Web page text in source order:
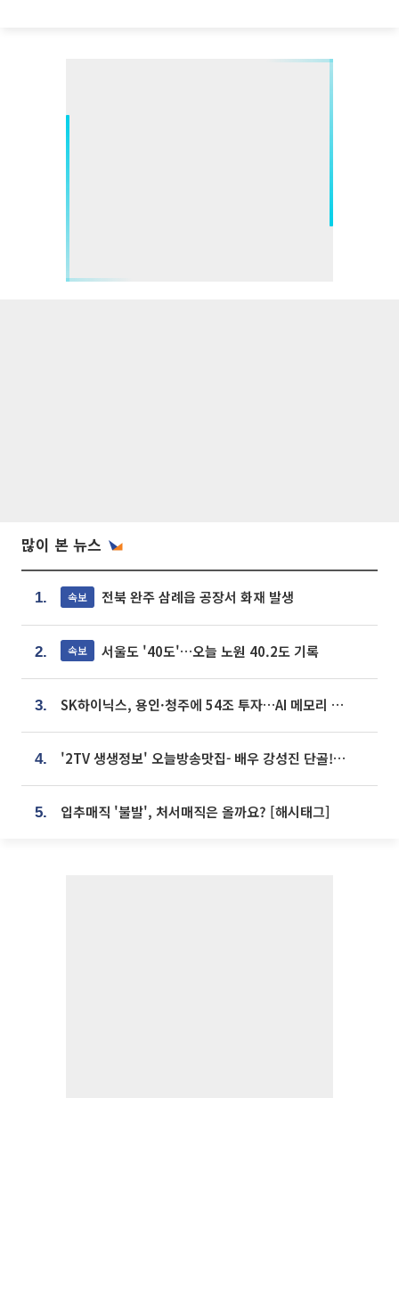
많이 본 뉴스
1. 속보 전북 완주 삼례읍 공장서 화재 발생
2. 속보 서울도 '40도'…오늘 노원 40.2도 기록
3. SK하이닉스, 용인·청주에 54조 투자…AI 메모리 생산기지 키운다
4. '2TV 생생정보' 오늘방송맛집- 배우 강성진 단골! 쌀국수ㆍ푸팟퐁 커리 맛집 '블○○○'
5. 입추매직 '불발', 처서매직은 올까요? [해시태그]